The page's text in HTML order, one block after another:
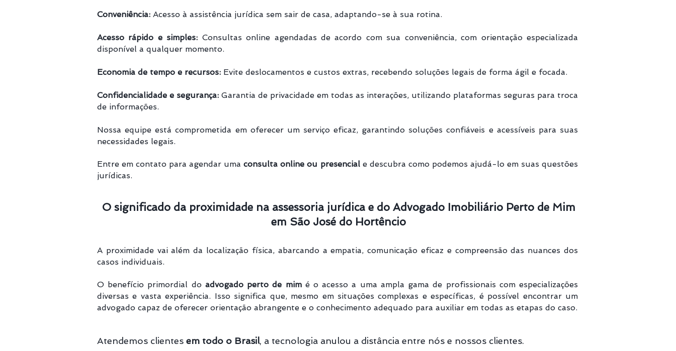
Conveniência: Acesso à assistência jurídica sem sair de casa, adaptando-se à sua rotina.
Acesso rápido e simples: Consultas online agendadas de acordo com sua conveniência, com orientação especializada
disponível a qualquer momento.
Economia de tempo e recursos: Evite deslocamentos e custos extras, recebendo soluções legais de forma ágil e focada.
Confidencialidade e segurança: Garantia de privacidade em todas as interações, utilizando plataformas seguras para troca
de informações.
Nossa equipe está comprometida em oferecer um serviço eficaz, garantindo soluções confiáveis e acessíveis para suas
necessidades legais.
Entre em contato para agendar uma consulta online ou presenciale descubra como podemos ajudá-lo em suas questões
jurídicas.
O significado da proximidade na assessoria jurídica e do Advogado Imobiliário Perto de Mim
em São José do Hortêncio
A proximidade vai além da localização física, abarcando a empatia, comunicação eficaz e compreensão das nuances dos
casos individuais.
O benefício primordial do advogado perto de mim é o acesso a uma ampla gama de profissionais com especializações
diversas e vasta experiência. Isso significa que, mesmo em situações complexas e específicas, é possível encontrar um
advogado capaz de oferecer orientação abrangente e o conhecimento adequado para auxiliar em todas as etapas do caso.
Atendemos clientes em todo o Brasil, a tecnologia anulou a distância entre nós e nossos clientes.